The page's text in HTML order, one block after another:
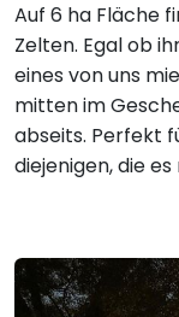
Auf 6 ha Fläche
Zelten. Egal ob
eines von uns
mitten im
abseits. Perfekt
diejenigen, die